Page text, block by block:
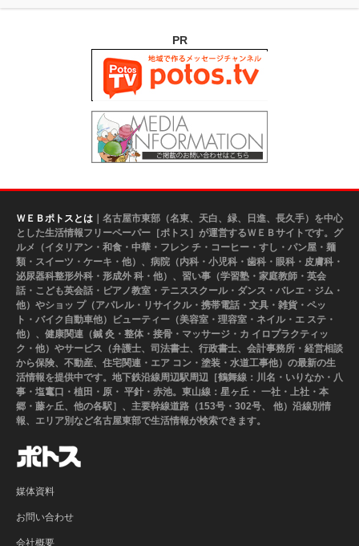
PR
ＷＥＢポトスとは ｜名古屋市東部（名東、天白、緑、日進、長久手）を中心
とした生活情報フリーペーパー［ポトス］が運営するＷＥＢサイトです。グ
ルメ（イタリアン・和食・中華・フレン チ・コーヒー・すし・パン屋・麺
類・スイーツ・ケーキ・他）、病院（内科・小児科・歯科・眼科・皮膚科・
泌尿器科整形外科・形成外 科・他）、習い事（学習塾・家庭教師・英会
話・こども英会話・ピアノ教室・テニススクール・ダンス・バレエ・ジム・
他）やショッ プ（アパレル・リサイクル・携帯電話・文具・雑貨・ペッ
ト・バイク自動車他）ビューティー（美容室・理容室・ネイル・エ ステ・
他）、健康関連（鍼 灸・整体・接骨・マッサージ・カ イロプラクティッ
ク・他）やサービス（弁護士、司法書士、行政書士、会計事務所・経営相談
から保険、不動産、住宅関連・エア コン・塗装・水道工事他）の最新の生
活情報を提供中です。地下鉄沿線周辺駅周辺［鶴舞線：川名・いりなか・八
事・塩竃口・植田・原・ 平針・赤池。東山線：星ヶ丘・ 一社・上社・本
郷・藤ヶ丘、他の各駅］、主要幹線道路（153号・302号、 他）沿線別情
報、エリア別など名古屋東部で生活情報が検索できます。
媒体資料
お問い合わせ
会社概要